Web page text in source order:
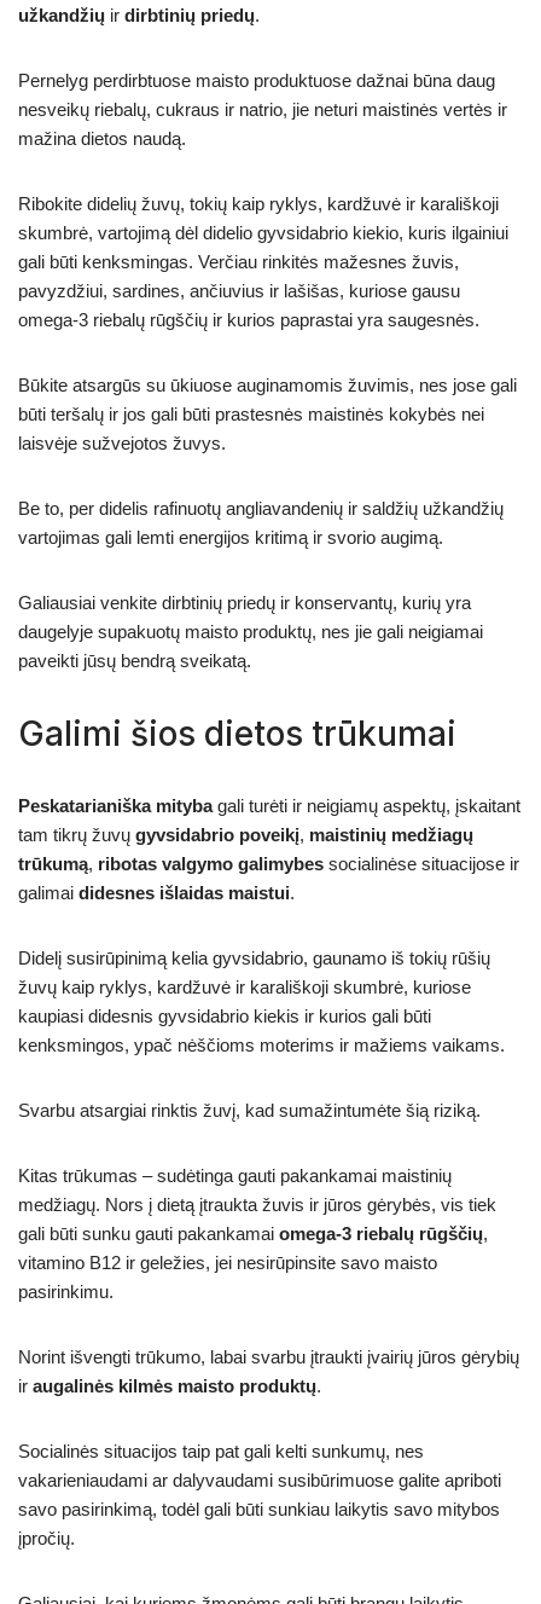
užkandžių ir dirbtinių priedų.
Pernelyg perdirbtuose maisto produktuose dažnai būna daug
nesveikų riebalų, cukraus ir natrio, jie neturi maistinės vertės ir
mažina dietos naudą.
Ribokite didelių žuvų, tokių kaip ryklys, kardžuvė ir karališkoji
skumbrė, vartojimą dėl didelio gyvsidabrio kiekio, kuris ilgainiui
gali būti kenksmingas. Verčiau rinkitės mažesnes žuvis,
pavyzdžiui, sardines, ančiuvius ir lašišas, kuriose gausu
omega-3 riebalų rūgščių ir kurios paprastai yra saugesnės.
Būkite atsargūs su ūkiuose auginamomis žuvimis, nes jose gali
būti teršalų ir jos gali būti prastesnės maistinės kokybės nei
laisvėje sužvejotos žuvys.
Be to, per didelis rafinuotų angliavandenių ir saldžių užkandžių
vartojimas gali lemti energijos kritimą ir svorio augimą.
Galiausiai venkite dirbtinių priedų ir konservantų, kurių yra
daugelyje supakuotų maisto produktų, nes jie gali neigiamai
paveikti jūsų bendrą sveikatą.
Galimi šios dietos trūkumai
Peskatarianiška mitybagali turėti ir neigiamų aspektų, įskaitant
tam tikrų žuvų gyvsidabrio poveikį, maistinių medžiagų
trūkumą, ribotas valgymo galimybes socialinėse situacijose ir
galimai didesnes išlaidas maistui.
Didelį susirūpinimą kelia gyvsidabrio, gaunamo iš tokių rūšių
žuvų kaip ryklys, kardžuvė ir karališkoji skumbrė, kuriose
kaupiasi didesnis gyvsidabrio kiekis ir kurios gali būti
kenksmingos, ypač nėščioms moterims ir mažiems vaikams.
Svarbu atsargiai rinktis žuvį, kad sumažintumėte šią riziką.
Kitas trūkumas – sudėtinga gauti pakankamai maistinių
medžiagų. Nors į dietą įtraukta žuvis ir jūros gėrybės, vis tiek
gali būti sunku gauti pakankamai omega-3 riebalų rūgščių,
vitamino B12 ir geležies, jei nesirūpinsite savo maisto
pasirinkimu.
Norint išvengti trūkumo, labai svarbu įtraukti įvairių jūros gėrybių
ir augalinės kilmės maisto produktų.
Socialinės situacijos taip pat gali kelti sunkumų, nes
vakarieniaudami ar dalyvaudami susibūrimuose galite apriboti
savo pasirinkimą, todėl gali būti sunkiau laikytis savo mitybos
įpročių.